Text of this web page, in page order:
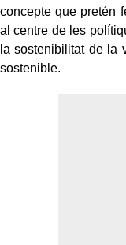
concepte que pretén
al centre de les
la sostenibilitat de la
sostenible.